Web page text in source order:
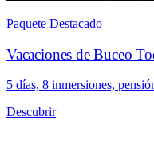
Paquete Destacado
Vacaciones de Buceo
5 días, 8 inmersiones,
Descubrir